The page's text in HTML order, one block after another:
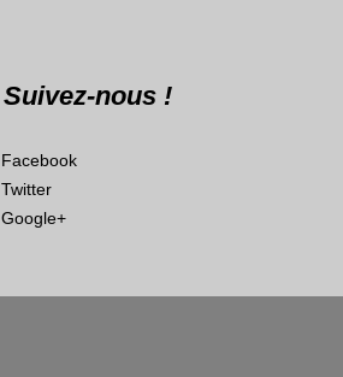
Suivez-nous !
Facebook
Twitter
Google+